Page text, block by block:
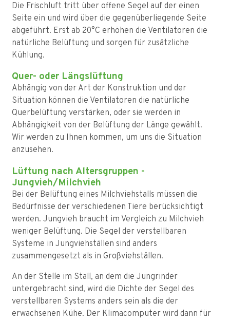
Die Frischluft tritt über offene Segel auf der einen
Seite ein und wird über die gegenüberliegende Seite
abgeführt. Erst ab 20°C erhöhen die Ventilatoren die
natürliche Belüftung und sorgen für zusätzliche
Kühlung.
Quer- oder Längslüftung
Abhängig von der Art der Konstruktion und der
Situation können die Ventilatoren die natürliche
Querbelüftung verstärken, oder sie werden in
Abhängigkeit von der Belüftung der Länge gewählt.
Wir werden zu Ihnen kommen, um uns die Situation
anzusehen.
Lüftung nach Altersgruppen -
Jungvieh/Milchvieh
Bei der Belüftung eines Milchviehstalls müssen die
Bedürfnisse der verschiedenen Tiere berücksichtigt
werden. Jungvieh braucht im Vergleich zu Milchvieh
weniger Belüftung. Die Segel der verstellbaren
Systeme in Jungviehställen sind anders
zusammengesetzt als in Großviehställen.
An der Stelle im Stall, an dem die Jungrinder
untergebracht sind, wird die Dichte der Segel des
verstellbaren Systems anders sein als die der
erwachsenen Kühe. Der Klimacomputer wird dann für